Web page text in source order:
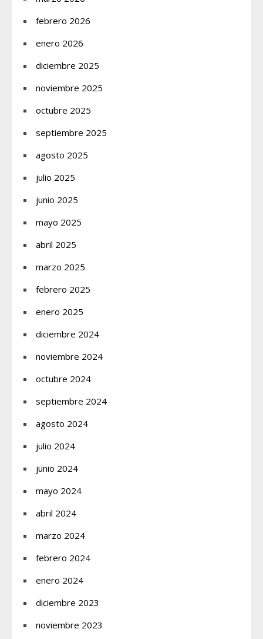
febrero 2026
enero 2026
diciembre 2025
noviembre 2025
octubre 2025
septiembre 2025
agosto 2025
julio 2025
junio 2025
mayo 2025
abril 2025
marzo 2025
febrero 2025
enero 2025
diciembre 2024
noviembre 2024
octubre 2024
septiembre 2024
agosto 2024
julio 2024
junio 2024
mayo 2024
abril 2024
marzo 2024
febrero 2024
enero 2024
diciembre 2023
noviembre 2023